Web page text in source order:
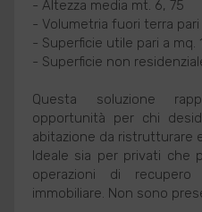
- Altezza media mt. 6, 75
- Volumetria fuori terra pari
- Superficie utile pari a mq.
- Superficie non
Questa soluzione
opportunità per chi
abitazione da ristrutturare
Ideale sia per privati che
operazioni di recupero
immobiliare. Non sono